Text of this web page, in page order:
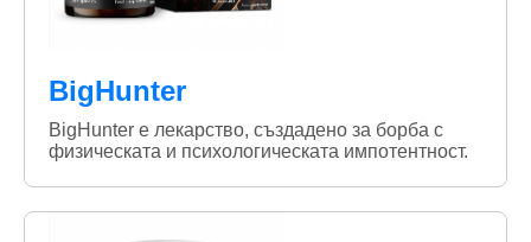
BigHunter
BigHunter е лекарство, създадено за борба с
физическата и психологическата импотентност.